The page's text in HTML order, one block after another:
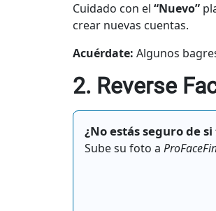
Cuidado con el “Nuevo”
crear nuevas cuentas.
Acuérdate: Algunos
2. Reverse
¿No estás seguro de
Sube su foto a